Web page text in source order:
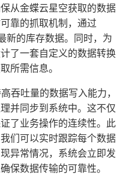
从金蝶云星空获取的数据
靠的抓取机制，通过
新的库存数据。同时，为
了一套自定义的数据转换
所需信息。
吞吐量的数据写入能力，
并同步到系统中。这不仅
了业务操作的连续性。此
们可以实时跟踪每个数据
异常情况，系统会立即发
保数据传输的可靠性。